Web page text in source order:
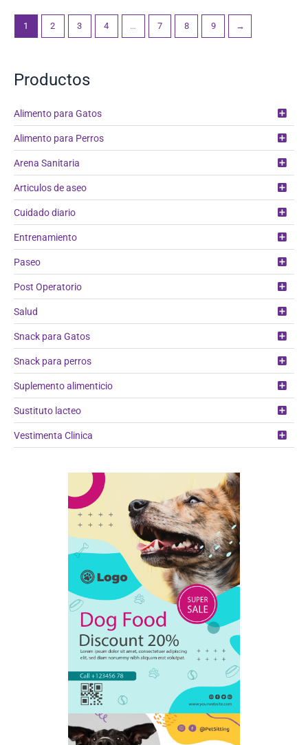
Productos
Alimento para Gatos
Alimento para Perros
Arena Sanitaria
Articulos de aseo
Cuidado diario
Entrenamiento
Paseo
Post Operatorio
Salud
Snack para Gatos
Snack para perros
Suplemento alimenticio
Sustituto lacteo
Vestimenta Clinica
1 2 3 4 … 7 8 9 →